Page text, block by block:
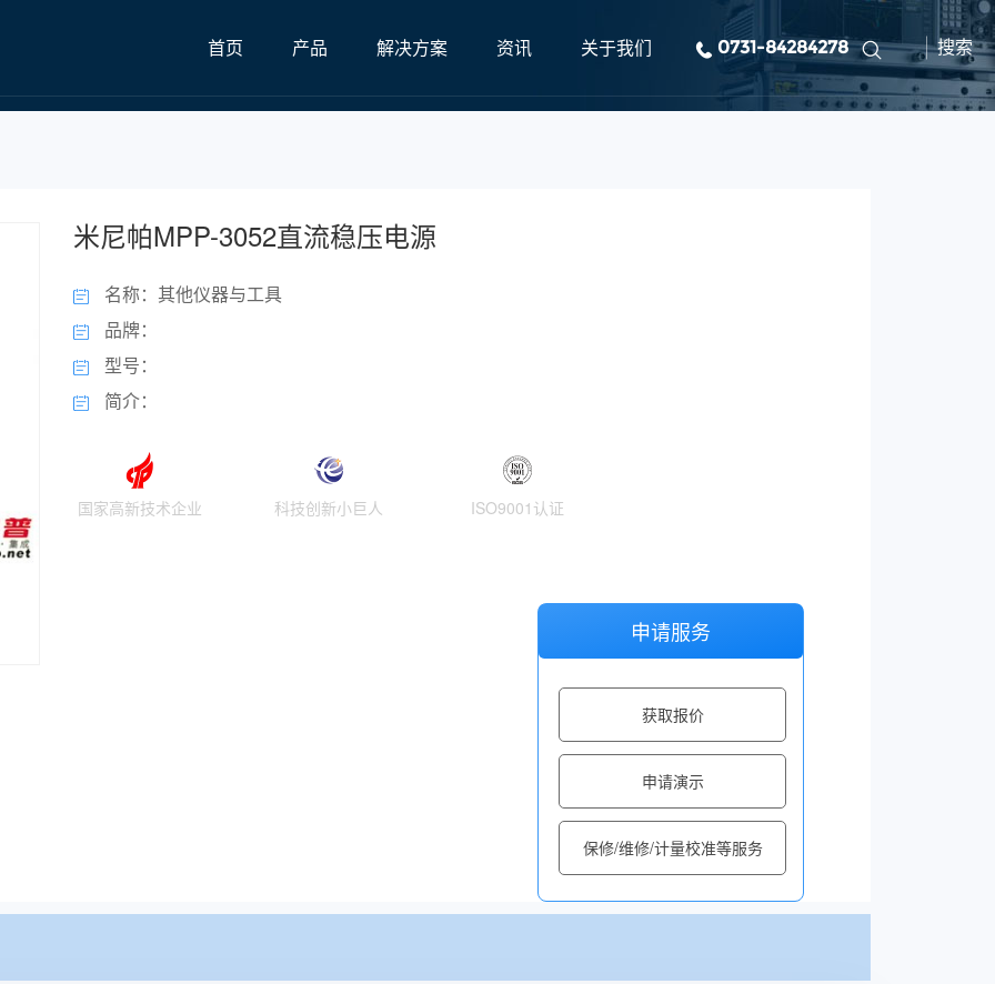
首页 产品 解决方案 资讯 关于我们 0731-84284278 搜索
米尼帕MPP-3052直流稳压电源
名称：其他仪器与工具
品牌：
型号：
简介：
国家高新技术企业 科技创新小巨人 ISO9001认证
申请服务
获取报价
申请演示
保修/维修/计量校准等服务